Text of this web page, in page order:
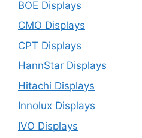
BOE Displays
CMO Displays
CPT Displays
HannStar Displays
Hitachi Displays
Innolux Displays
IVO Displays